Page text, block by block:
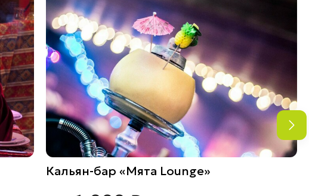
Кальян-бар «Мята Lounge»